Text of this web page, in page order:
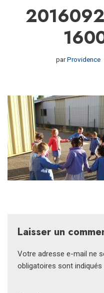
parProvidence
Laisser un
Votre adresse e-mail ne
obligatoires sont indiqués